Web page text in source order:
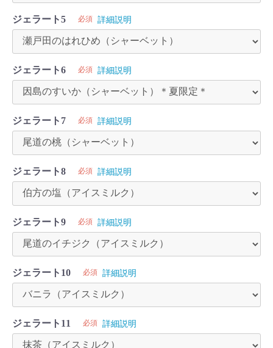
ジェラート5 必須 詳細説明
ジェラート6 必須 詳細説明
ジェラート7 必須 詳細説明
ジェラート8 必須 詳細説明
ジェラート9 必須 詳細説明
ジェラート10 必須 詳細説明
ジェラート11 必須 詳細説明